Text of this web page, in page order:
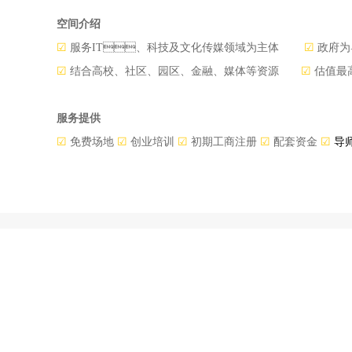
空间介绍
☑ 服务IT、科技及文化传媒领域为主体 ☑ 政府
☑ 结合高校、社 区、园区、金融、媒体等资源 ☑ 估值最
服务提供
☑ 免费场地 ☑ 创业培训 ☑ 初期 工商注册 ☑ 配套资金 ☑ 导